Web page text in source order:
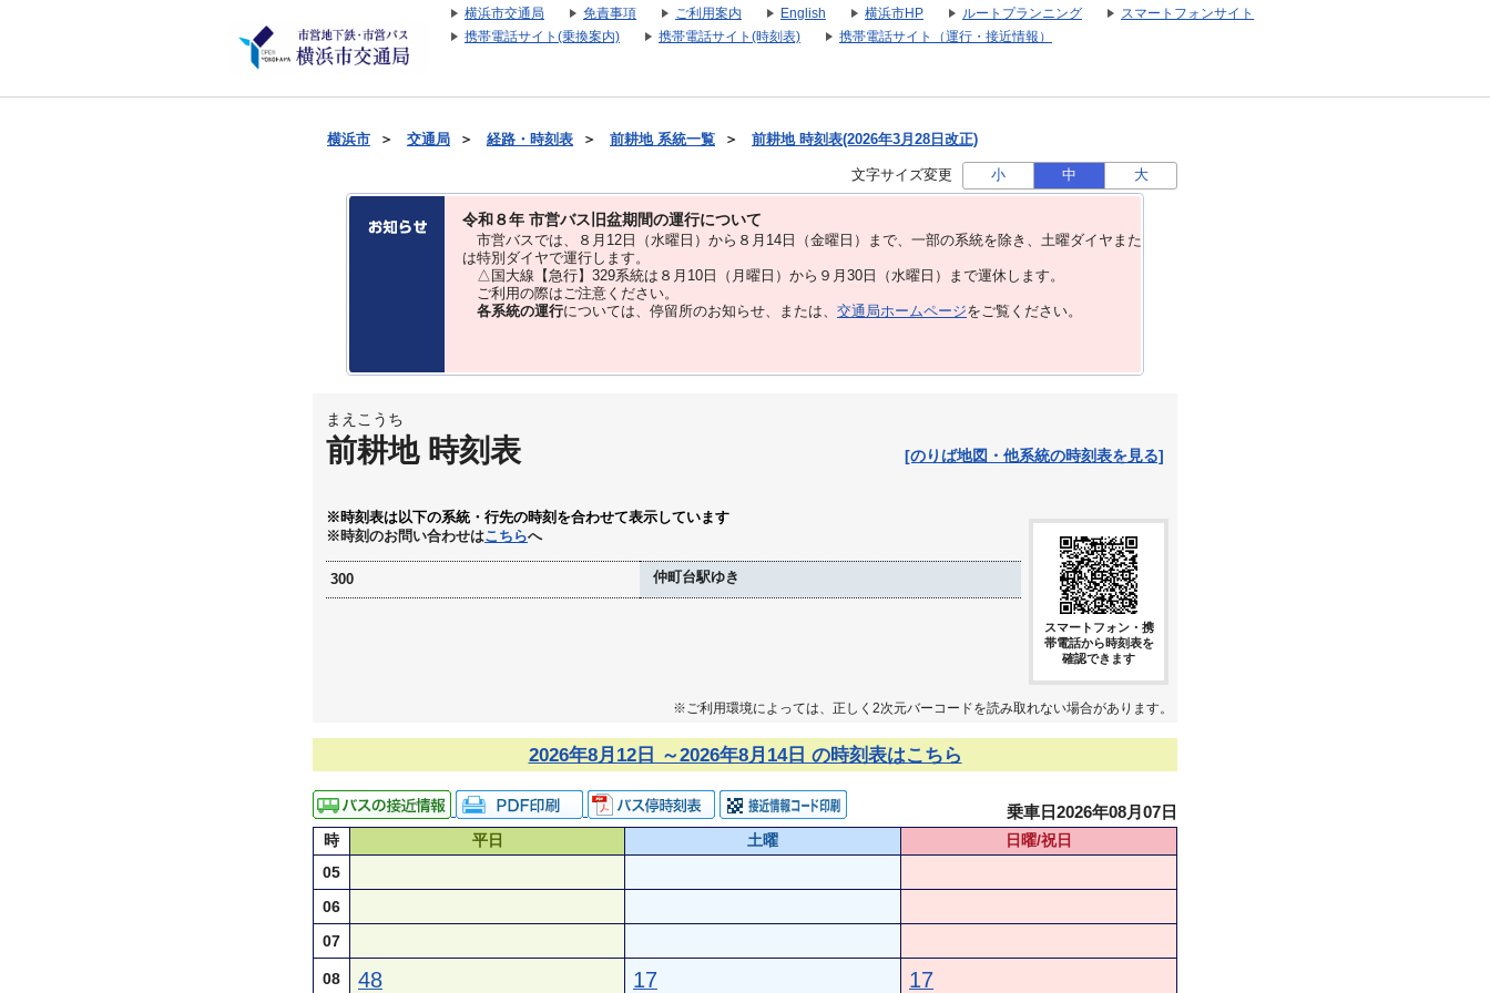
横浜市交通局 免責事項 ご利用案内 English 横浜市HP ルートプランニング
スマートフォンサイト
携帯電話サイト(乗換案内)
携帯電話サイト(時刻表) 携帯電話サイト（運行・接近情報）
横浜市 ＞ 交通局 ＞ 経路・時刻表 ＞ 前耕地 系統一覧 ＞ 前耕地 時刻表(2026年3月28日改正)
文字サイズ変更 小 中 大
令和８年 市営バス旧盆期間の運行について
市営バスでは、８⽉12⽇（水曜日）から８⽉14⽇（金曜日）まで、⼀部の系統を除き、⼟曜ダイヤまた
は特別ダイヤで運⾏します。
△国大線【急行】329系統は８月10日（月曜日）から９月30日（水曜日）まで運休します。
ご利用の際はご注意ください。
各系統の運行については、停留所のお知らせ、または、 交通局ホームページをご覧ください。
まえこうち
前耕地 時刻表 [のりば地図・他系統の時刻表を見る]
※時刻表は以下の系統・行先の時刻を合わせて表示しています
※時刻のお問い合わせはこちらへ
300 仲町台駅ゆき
スマートフォン・携
帯電話から時刻表を
確認できます
※ご利用環境によっては、正しく2次元バーコードを読み取れない場合があります。
2026年8月12日 ～2026年8月14日 の時刻表はこちら
乗車日2026年08月07日
時 平日 土曜
日曜/祝日
05
06
07
08 48 17 17